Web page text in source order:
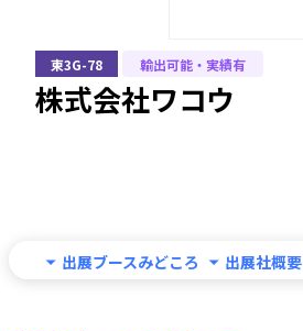
東3G-78 輸出可能・実績有
株式会社ワコウ
出展ブースみどころ 出展社概要